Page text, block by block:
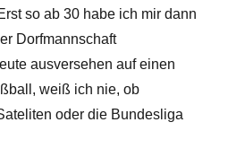
so ab 30 habe ich mir dann
Dorfmannschaft
ausversehen auf einen
weiß ich nie, ob
oder die Bundesliga